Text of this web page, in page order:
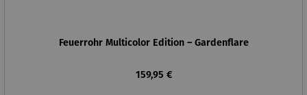
Feuerrohr Multicolor Edition – Gardenflare
Regulärer Preis:
159,95 €